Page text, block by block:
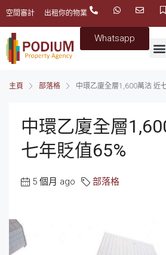
空間審計 出租你的物業
Whatsapp
主頁 部落格 中環乙廈全層1,600萬沽 近
中環乙廈全層
七年貶值65%
5 個月 ago 部落格